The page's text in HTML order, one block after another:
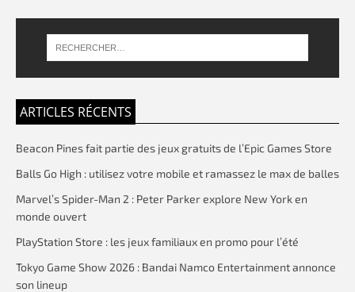
ARTICLES RÉCENTS
Beacon Pines fait partie des jeux gratuits de l’Epic Games Store
Balls Go High : utilisez votre mobile et ramassez le max de balles
Marvel’s Spider-Man 2 : Peter Parker explore New York en
monde ouvert
PlayStation Store : les jeux familiaux en promo pour l’été
Tokyo Game Show 2026 : Bandai Namco Entertainment annonce
son lineup